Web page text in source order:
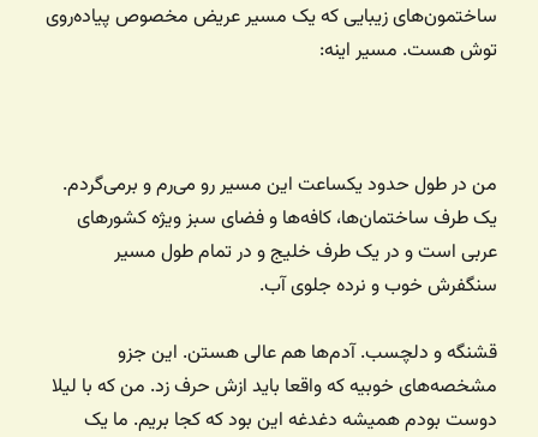
ساختمون‌های زیبایی که یک مسیر عریض مخصوص پیاده‌روی
توش هست. مسیر اینه:
من در طول حدود یکساعت این مسیر رو می‌رم و برمی‌گردم.
یک طرف ساختمان‌ها، کافه‌ها و فضای سبز ویژه کشورهای
عربی است و در یک طرف خلیج و در تمام طول مسیر
سنگفرش خوب و نرده جلوی آب.
قشنگه و دلچسب. آدم‌ها هم عالی هستن. این جزو
مشخصه‌های خوبیه که واقعا باید ازش حرف زد. من که با لیلا
دوست بودم همیشه دغدغه این بود که کجا بریم. ما یک